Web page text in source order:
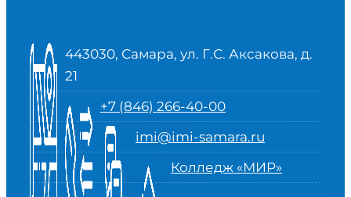
443030, Самара, ул. Г.С. Аксакова, д.
21
+7 (846) 266-40-00
imi@imi-samara.ru
Колледж «МИР»